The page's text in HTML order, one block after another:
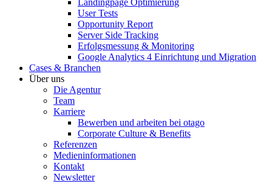
Landingpage Optimierung
User Tests
Opportunity Report
Server Side Tracking
Erfolgsmessung & Monitoring
Google Analytics 4 Einrichtung und Migration
Cases & Branchen
Über uns
Die Agentur
Team
Karriere
Bewerben und arbeiten bei otago
Corporate Culture & Benefits
Referenzen
Medieninformationen
Kontakt
Newsletter